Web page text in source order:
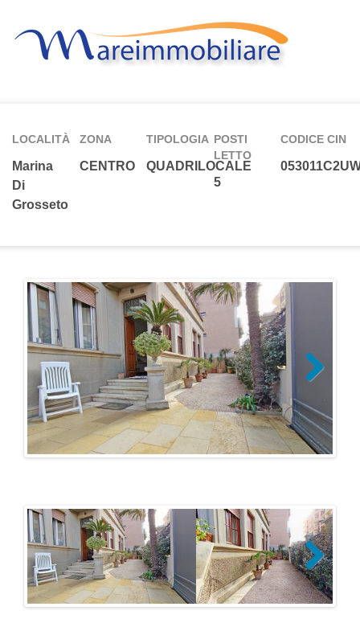
LOCALITÀ
Marina
Di
Grosseto
ZONA
CENTRO
TIPOLOGIA
QUADRILOCALE
POSTI
LETTO
5
CODICE CIN
Next